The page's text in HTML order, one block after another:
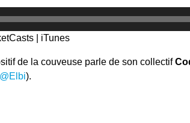
iTunes
de la couveuse parle de son collectif
@Elbi).